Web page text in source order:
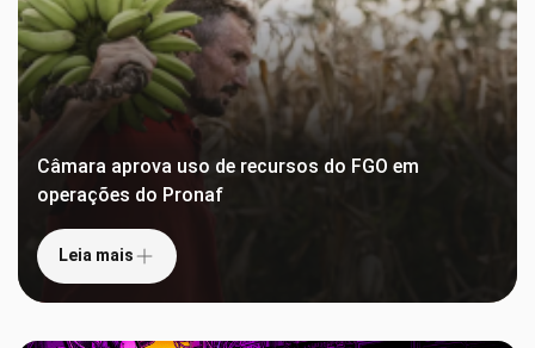
Câmara aprova uso de recursos do FGO em
operações do Pronaf
Leia mais